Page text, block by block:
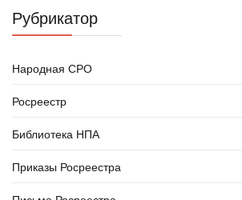
Рубрикатор
Народная СРО
Росреестр
Библиотека НПА
Приказы Росреестра